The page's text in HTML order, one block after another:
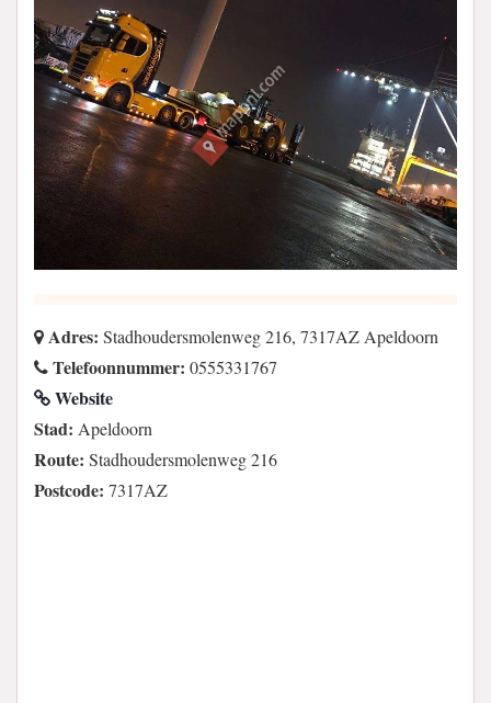
Adres: Stadhoudersmolenweg 216, 7317AZ Apeldoorn
Telefoonnummer: 0555331767
Website
Stad: Apeldoorn
Route: Stadhoudersmolenweg 216
Postcode: 7317AZ